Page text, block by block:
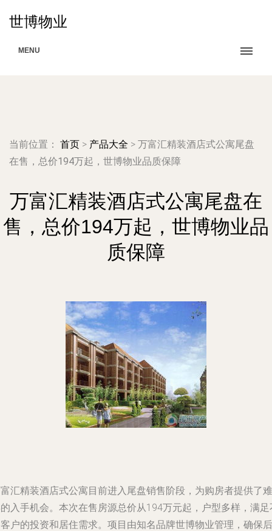
世博物业
MENU
当前位置： 首页 > 产品大全 > 万富汇精装酒店式公寓尾盘
在售，总价194万起，世博物业品质保障
万富汇精装酒店式公寓尾盘在
售，总价194万起，世博物业品
质保障
汇精装酒店式公寓目前进入尾盘销售阶段，为购房者提供了难
入手机会。本次在售房源总价从194万元起，户型多样，满足
户的投资和居住需求。项目由知名品牌世博物业管理，确保后